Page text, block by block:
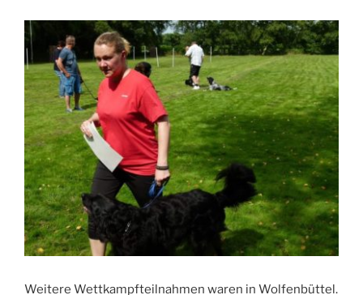
Weitere Wettkampfteilnahmen waren in Wolfenbüttel.